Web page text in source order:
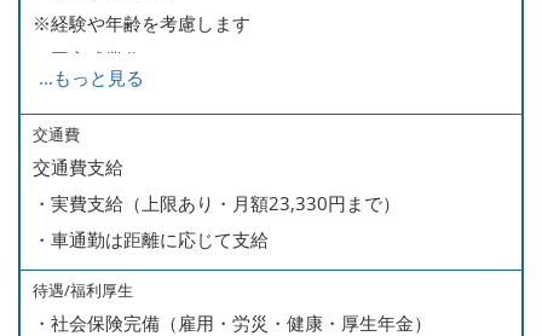
※経験や年齢を考慮します
※固定残業代：なし
各種手当など
・賞与あり（前年実績：年2回）
・昇給年1回
・安全手当（最大8,000円）
・住宅手当
・入社祝い金支給（試用期間終了後、30,000円支給）
...もっと見る
交通費
交通費支給
・実費支給（上限あり・月額23,330円まで）
・車通勤は距離に応じて支給
待遇/福利厚生
・社会保険完備（雇用・労災・健康・厚生年金）